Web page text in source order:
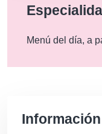
Menú del día, a
Información